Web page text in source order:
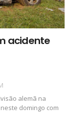
acidente
alemã na
domingo com